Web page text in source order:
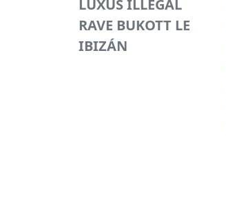
LUXUS ILLEGÁL
RAVE BUKOTT LE
IBIZÁN